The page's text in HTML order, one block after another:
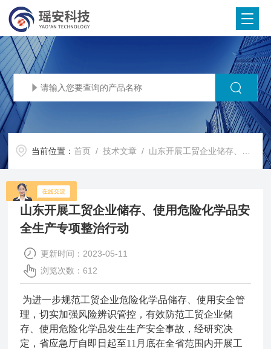
当前位置：首页 /技术文章 / 山东开展工贸企业储存、使用危险化学品安全生产专项整治行动
山东开展工贸企业储存、使用危险化学品安
全生产专项整治行动
更新时间：2023-05-11
浏览次数：612
为进一步规范工贸企业危险化学品储存、使用安全管
理，切实加强风险辨识管控，有效防范工贸企业储
存、使用危险化学品发生生产安全事故，经研究决
定，省应急厅自即日起至11月底在全省范围内开展工